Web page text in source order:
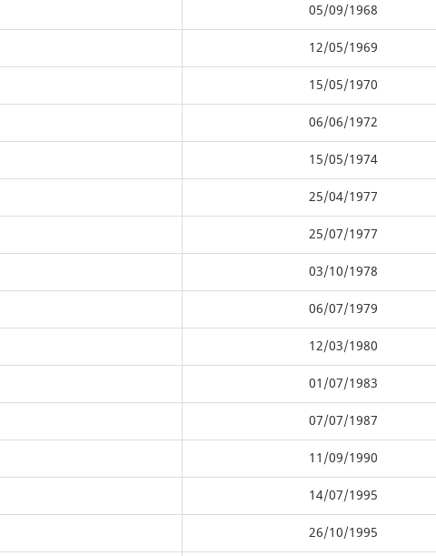
05/09/1968
12/05/1969
15/05/1970
06/06/1972
15/05/1974
25/04/1977
25/07/1977
03/10/1978
06/07/1979
12/03/1980
01/07/1983
07/07/1987
11/09/1990
14/07/1995
26/10/1995